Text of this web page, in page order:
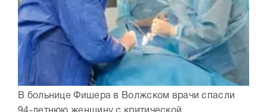
В больнице Фишера в Волжском врачи спасли